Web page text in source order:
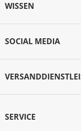
WISSEN
SOCIAL MEDIA
SERVICE